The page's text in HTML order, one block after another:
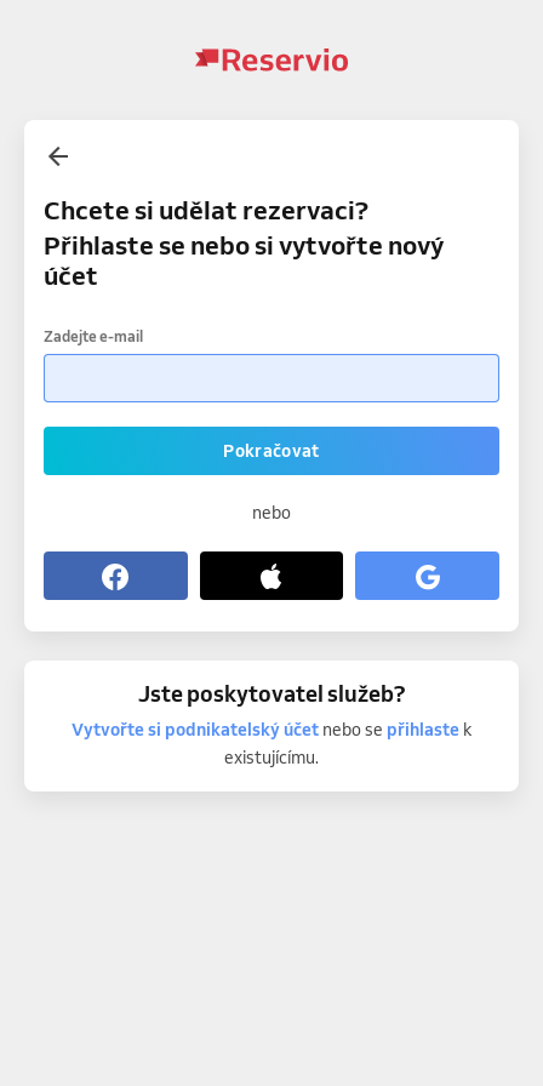
Chcete si udělat rezervaci?
Přihlaste se nebo si vytvořte nový
účet
Zadejte e-mail
Pokračovat
nebo
Jste poskytovatel služeb?
Vytvořte si podnikatelský účetnebo se přihlastek
existujícímu.